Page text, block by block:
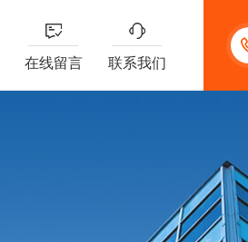
在线留言 联系我们